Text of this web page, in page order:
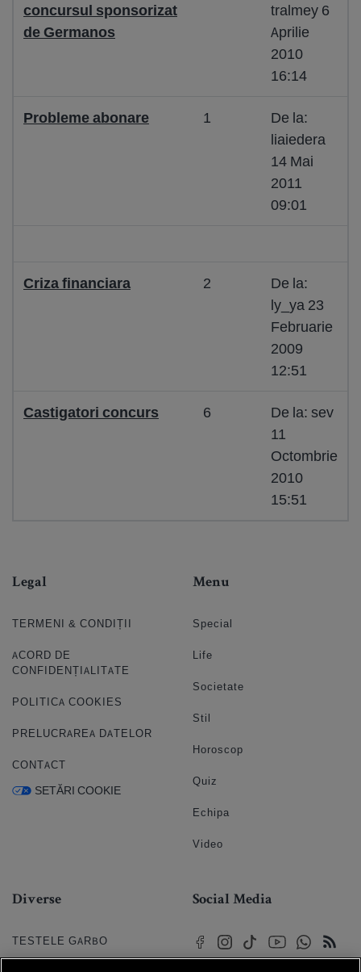
concursul sponsorizat
de Germanos
tralmey 6
Aprilie
2010
16:14
Probleme abonare 1
De la:
liaiedera
14 Mai
2011
09:01
Criza financiara 2
De la:
ly_ya 23
Februarie
2009
12:51
Castigatori concurs 6
De la: sev
11
Octombrie
2010
15:51
Legal
TERMENI & CONDIȚII
ACORD DE
CONFIDENȚIALITATE
POLITICA COOKIES
PRELUCRAREA DATELOR
CONTACT
SETĂRI COOKIE
Menu
Special
Life
Societate
Stil
Horoscop
Quiz
Echipa
Video
Diverse
TESTELE GARBO
Social Media